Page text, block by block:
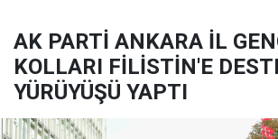
AK PARTİ ANKARA İL
KOLLARI FİLİSTİN'E
YÜRÜYÜŞÜ YAPTI